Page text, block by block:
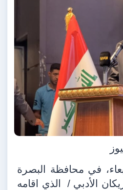
في محافظة البصرة
الأدبي /
الذي اقامه